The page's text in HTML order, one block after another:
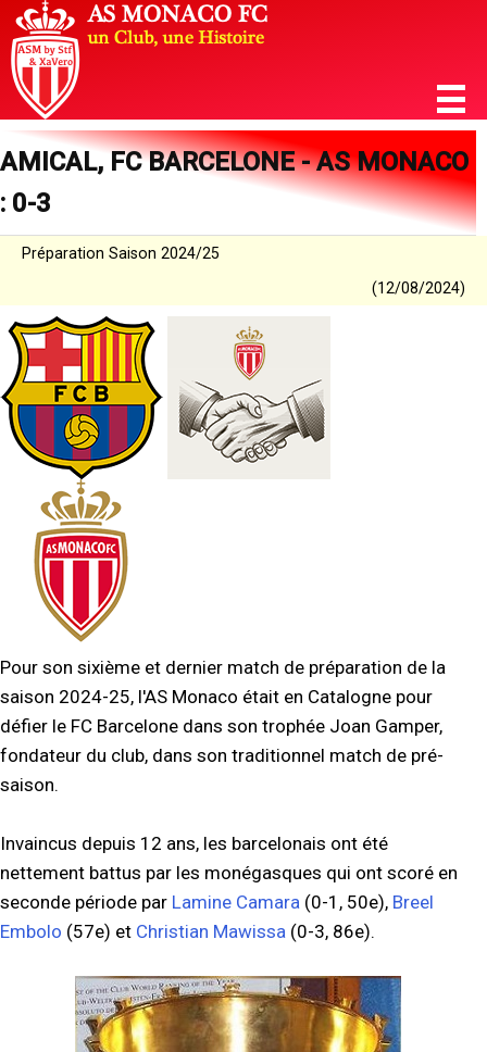
AMICAL, FC BARCELONE - AS MONACO
: 0-3
Préparation Saison 2024/25
(12/08/2024)
Pour son sixième et dernier match de préparation de la
saison 2024-25, l'AS Monaco était en Catalogne pour
défier le FC Barcelone dans son trophée Joan Gamper,
fondateur du club, dans son traditionnel match de pré-
saison.
Invaincus depuis 12 ans, les barcelonais ont été
nettement battus par les monégasques qui ont scoré en
seconde période par Lamine Camara (0-1, 50e), Breel
Embolo (57e) et Christian Mawissa (0-3, 86e).